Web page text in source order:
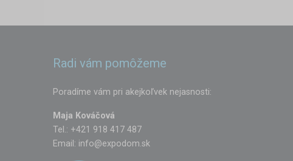
Radi vám pomôžeme
Poradíme vám pri akejkoľvek nejasnosti:
Maja Kováčová
Tel.: +421 918 417 487
Email: info@expodom.sk